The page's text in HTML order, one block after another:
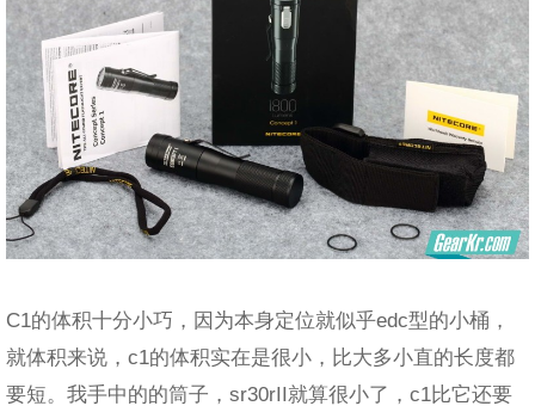
C1的体积十分小巧，因为本身定位就似乎edc型的小桶，
就体积来说，c1的体积实在是很小，比大多小直的长度都
要短。我手中的的筒子，sr30rII就算很小了，c1比它还要